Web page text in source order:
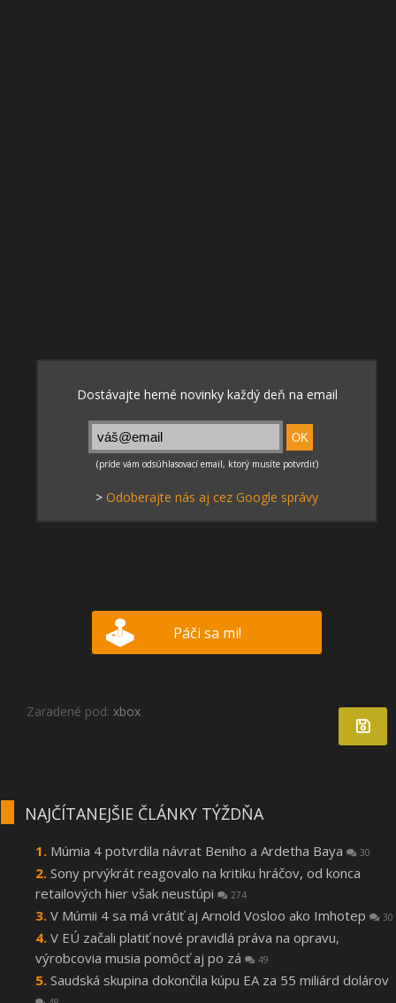
> Odoberajte nás aj cez Google správy
Páči sa mi!
Zaradené pod: xbox
NAJČÍTANEJŠIE ČLÁNKY TÝŽDŇA
Múmia 4 potvrdila návrat Beniho a Ardetha Baya 30
Sony prvýkrát reagovalo na kritiku hráčov, od konca
retailových hier však neustúpi
274
V Múmii 4 sa má vrátiť aj Arnold Vosloo ako Imhotep 30
V EÚ začali platiť nové pravidlá práva na opravu,
výrobcovia musia pomôcť aj po zá
49
Saudská skupina dokončila kúpu EA za 55 miliárd dolárov